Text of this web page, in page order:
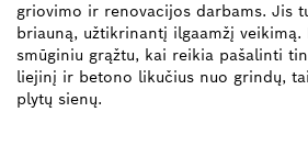
griovimo ir renovacijos darbams. Jis
briauną, užtikrinantį ilgaamžį veikimą.
smūginiu grąžtu, kai reikia pašalinti
liejinį ir betono likučius nuo grindų,
plytų sienų.